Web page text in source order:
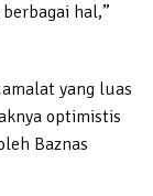
hal,”
yang luas
optimistis
Baznas